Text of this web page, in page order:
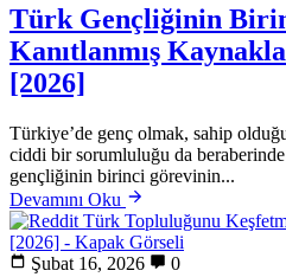
Türk Gençliğinin
Kanıtlanmış
[2026]
Türkiye’de genç olmak, sahip
ciddi bir sorumluluğu da
gençliğinin birinci görevinin...
Devamını Oku
Şubat 16, 2026 0